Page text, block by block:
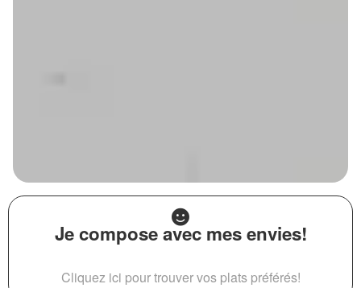
Je compose avec mes envies!
Cliquez ici pour trouver vos plats préférés!